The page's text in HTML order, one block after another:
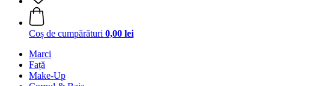
Coș de cumpărături 0,00 lei
Marci
Față
Make-Up